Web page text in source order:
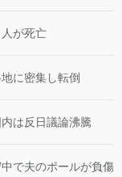
が死亡
に密集し転倒
は反日議論沸騰
で夫のポールが負傷